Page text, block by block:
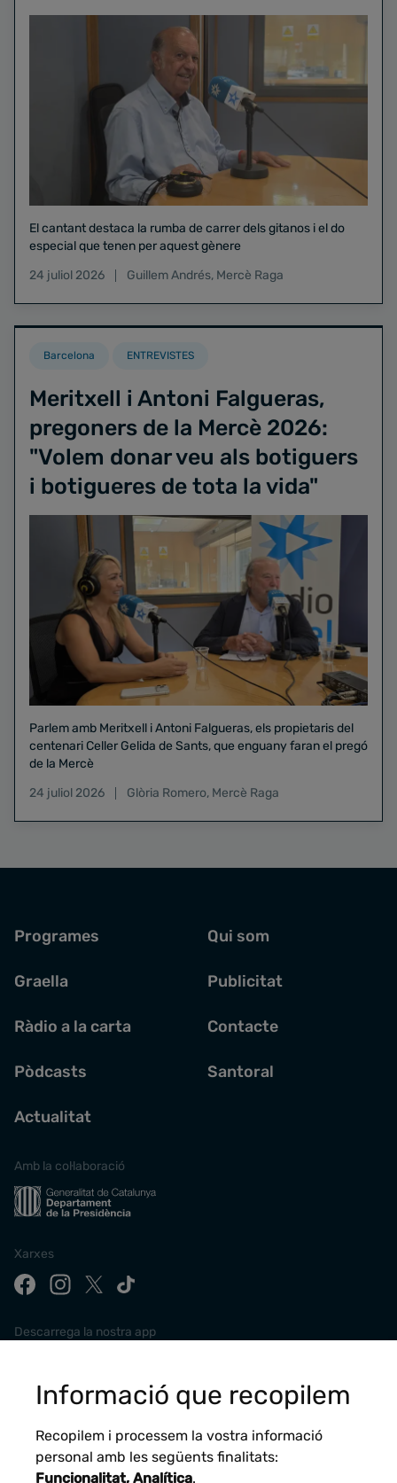
El cantant destaca la rumba de carrer dels gitanos i el do
especial que tenen per aquest gènere
24 juliol 2026
Guillem Andrés, Mercè Raga
Barcelona ENTREVISTES
Meritxell i Antoni Falgueras,
pregoners de la Mercè 2026:
"Volem donar veu als botiguers
i botigueres de tota la vida"
Parlem amb Meritxell i Antoni Falgueras, els propietaris del
centenari Celler Gelida de Sants, que enguany faran el pregó
de la Mercè
24 juliol 2026
Glòria Romero, Mercè Raga
Programes
Graella
Ràdio a la carta
Pòdcasts
Actualitat
Qui som
Publicitat
Contacte
Santoral
Amb la col·laboració
Xarxes
Descarrega la nostra app
Informació que recopilem
Recopilem i processem la vostra informació
personal amb les següents finalitats:
Funcionalitat, Analítica.